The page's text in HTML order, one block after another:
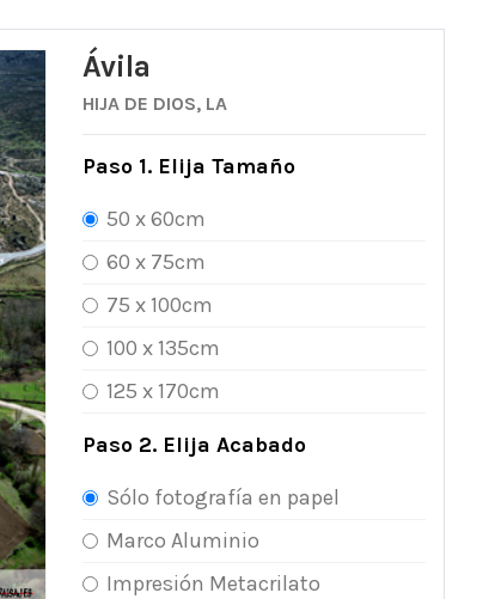
Ávila
HIJA DE DIOS, LA
Paso 1. Elija Tamaño
50 x 60cm
60 x 75cm
75 x 100cm
100 x 135cm
125 x 170cm
Paso 2. Elija Acabado
Sólo fotografía en papel
Marco Aluminio
Impresión Metacrilato